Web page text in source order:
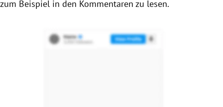
zum Beispiel in den Kommentaren zu lesen.